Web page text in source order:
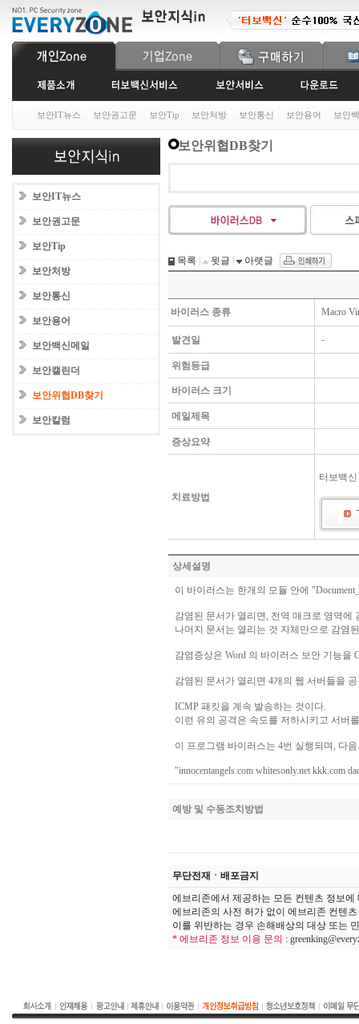
보안IT뉴스 보안권고문 보안Tip 보안처방 보안통신 보안용어 보안
보안IT뉴스
보안권고문
보안Tip
보안처방
보안통신
보안용어
보안백신메일
보안캘린더
보안위협DB찾기
보안칼럼
보안위협DB찾기
목록 윗글 아랫글
바이러스 종류 Macro
발견일 -
위험등급
바이러스 크기
메일제목
증상요약
치료방법
터보백
상세설명
이 바이러스는 한개의 모듈 안에
감염된 문서가 열리면, 전역 매크로 영역에
나머지 문서는 열리는 것 자체만으로 감염
감염증상은 Word 의 바이러스 보안 기능을
감염된 문서가 열리면 4개의 웹 서버들을
ICMP 패킷을 계속 발송하는 것이다.
이런 유의 공격은 속도를 저하시키고 서버
이 프로그램 바이러스는 4번 실행되며, 다
"innocentangels.com whitesonly.net kkk.com
예방 및 수동조치방법
무단전재ㆍ배포금지
에브리존에서 제공하는 모든 컨텐츠 정보
에브리존의 사전 허가 없이 에브리존 컨텐
이를 위반하는 경우 손해배상의 대상 또는
* 에브리존 정보 이용 문의 :